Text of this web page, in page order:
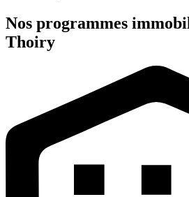
Nos programmes
Thoiry